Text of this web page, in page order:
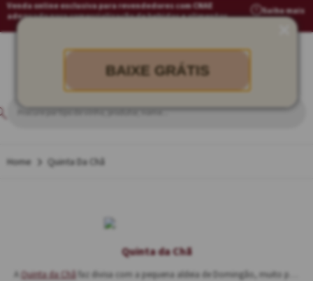
BAIXE GRÁTIS
Venda online exclusiva para revendedores com CNAE
adequado para comercialização de bebidas e alimentos
Saiba mais
Quinta Da Chã
Quinta da Chã
A Quinta da Chã faz divisa com a pequena aldeia de Domingão, muito próxima a Ponte do Sor, uma pequena cidade no norte do